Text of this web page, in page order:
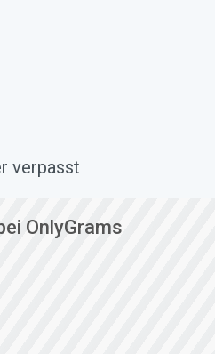
verpasst
OnlyGrams